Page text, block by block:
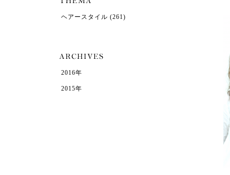
ヘアースタイル (261)
2016年
2015年